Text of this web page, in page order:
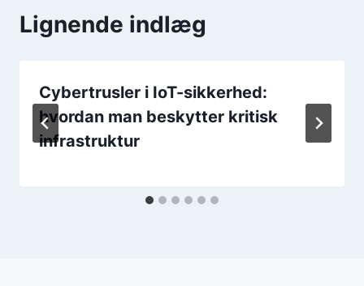
Lignende indlæg
Cybertrusler i IoT-sikkerhed:
hvordan man beskytter kritisk
infrastruktur